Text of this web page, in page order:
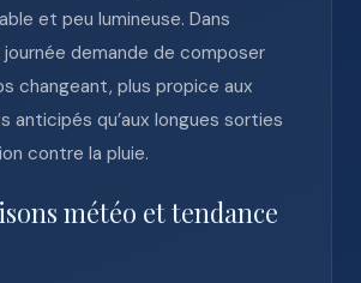
et peu lumineuse. Dans
journée demande de composer
changeant, plus propice aux
anticipés qu’aux longues sorties
contre la pluie.
météo et tendance